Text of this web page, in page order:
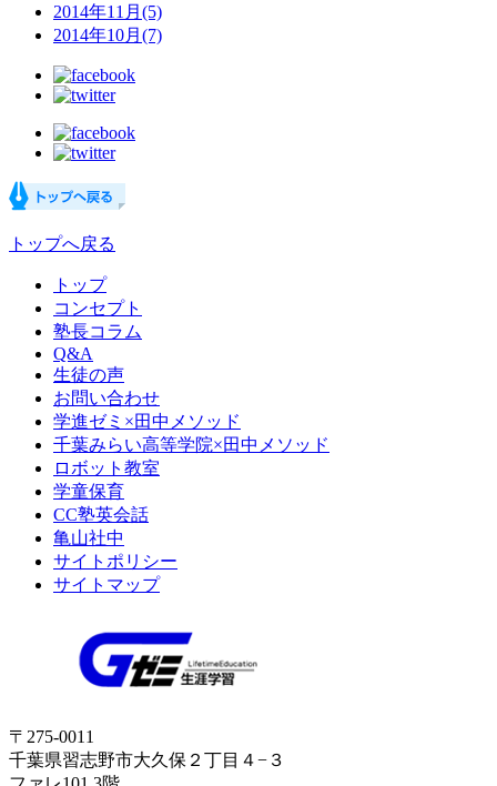
2014年11月(5)
2014年10月(7)
トップへ戻る
トップ
コンセプト
塾長コラム
Q&A
生徒の声
お問い合わせ
学進ゼミ×田中メソッド
千葉みらい高等学院×田中メソッド
ロボット教室
学童保育
CC塾英会話
亀山社中
サイトポリシー
サイトマップ
〒275-0011
千葉県習志野市大久保２丁目４−３